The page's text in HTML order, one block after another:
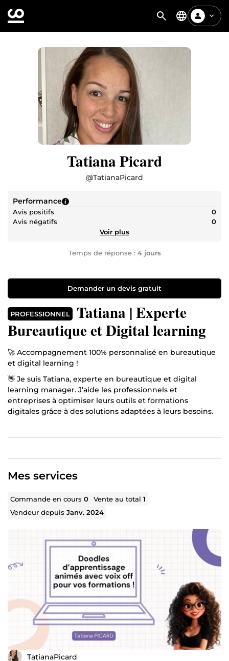
Tatiana Picard
@TatianaPicard
Performance
Avis positifs
0
Avis négatifs
0
Voir plus
Temps de réponse : 4 jours
Demander un devis gratuit
PROFESSIONNEL
Tatiana | Experte
Bureautique et Digital learning
🚀 Accompagnement 100% personnalisé en bureautique
et digital learning !
👋 Je suis Tatiana, experte en bureautique et digital
learning manager. J’aide les professionnels et
entreprises à optimiser leurs outils et formations
digitales grâce à des solutions adaptées à leurs besoins.
Microsoft Office et Google Suite VBA, App Script &
Learning Conception et intégration de vos formations e-
learning sur votre LMS Création de parcours
d’apprentissage optimisés
💡 Pourquoi travailler avec moi ? ✅ Adaptabilité et
solutions sur mesure ✅ Certifiée et en veille continue
pour vous proposer les meilleures pratiques ✅ Approche
pratique et orientée résultats
📩 Besoin d’un accompagnement efficace et
personnalisé ? Contactez-moi dès maintenant !
Mes services
Commande en cours0 Vente au total1
Vendeur depuisJanv. 2024
TatianaPicard